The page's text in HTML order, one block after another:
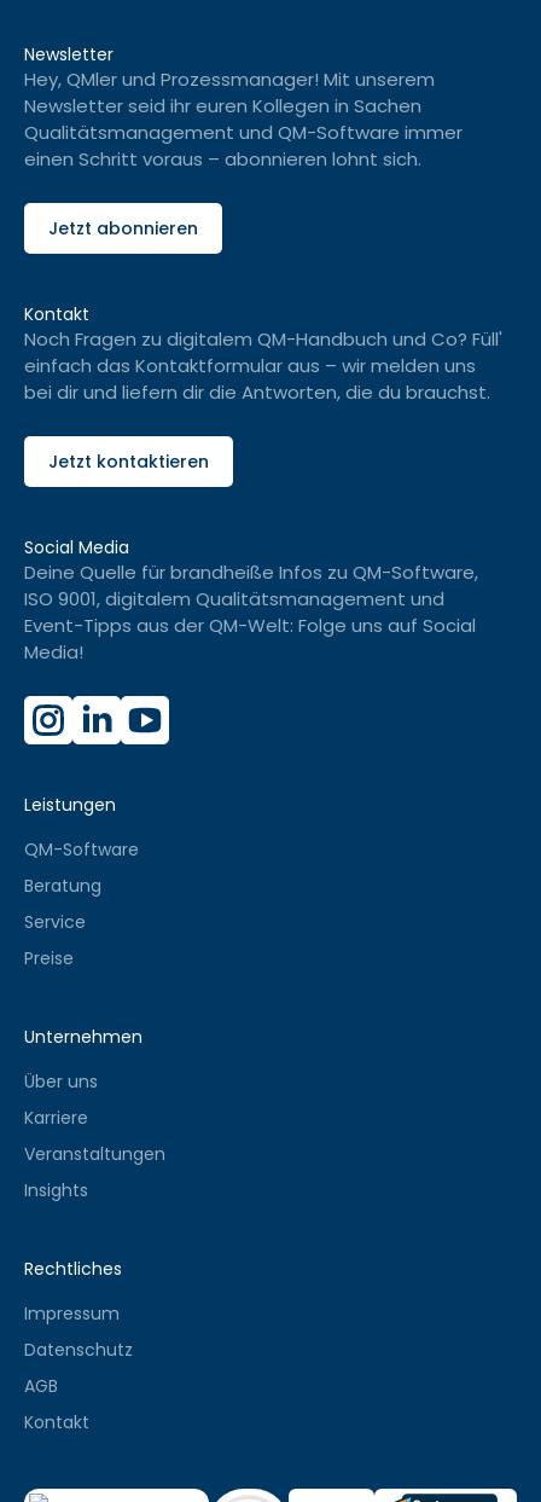
Newsletter
Hey, QMler und Prozessmanager! Mit unserem
Newsletter seid ihr euren Kollegen in Sachen
Qualitätsmanagement und QM-Software immer
einen Schritt voraus – abonnieren lohnt sich.
Jetzt abonnieren
Kontakt
Noch Fragen zu digitalem QM-Handbuch und Co? Füll'
einfach das Kontaktformular aus – wir melden uns
bei dir und liefern dir die Antworten, die du brauchst.
Jetzt kontaktieren
Social Media
Deine Quelle für brandheiße Infos zu QM-Software,
ISO 9001, digitalem Qualitätsmanagement und
Event-Tipps aus der QM-Welt: Folge uns auf Social
Media!
Leistungen
QM-Software
Beratung
Service
Preise
Unternehmen
Über uns
Karriere
Veranstaltungen
Insights
Rechtliches
Impressum
Datenschutz
AGB
Kontakt